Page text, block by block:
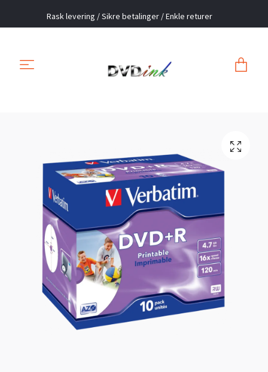
Rask levering / Sikre betalinger / Enkle returer